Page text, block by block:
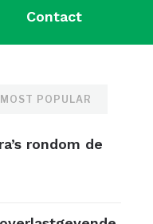
Contact
MOST POPULAR
rondom de